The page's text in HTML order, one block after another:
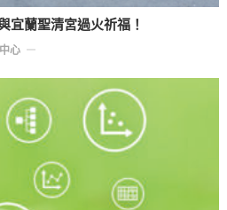
宜蘭聖清宮過火祈福！
心